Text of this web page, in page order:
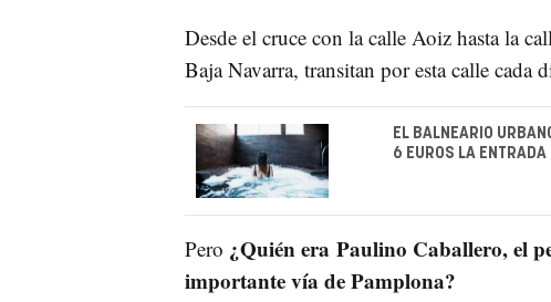
Desde el cruce con la calle Aoiz hasta la
Baja Navarra, transitan por esta calle cada
EL BALNEARIO
6 EUROS LA ENTRADA
Pero ¿Quién era Paulino Caballero, el
importante vía de Pamplona?